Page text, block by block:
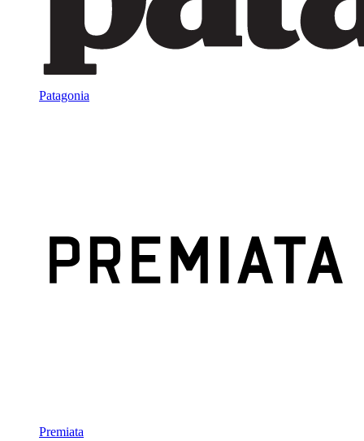
Patagonia
Premiata